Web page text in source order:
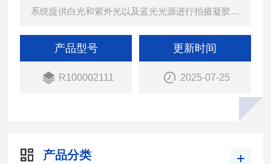
系统提供白光和紫外光以及蓝光光源进行拍摄凝胶，
统自带的图像分析软件对拍摄的图像进行分析。
产品型号
R100002111
更新时间
2025-07-25
产品分类